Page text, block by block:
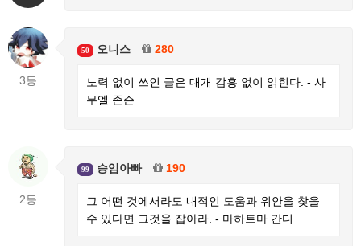
3등
50 오니스 280
노력 없이 쓰인 글은 대개 감흥 없이 읽힌다. - 사
무엘 존슨
2등
99 승임아빠 190
그 어떤 것에서라도 내적인 도움과 위안을 찾을
수 있다면 그것을 잡아라. - 마하트마 간디